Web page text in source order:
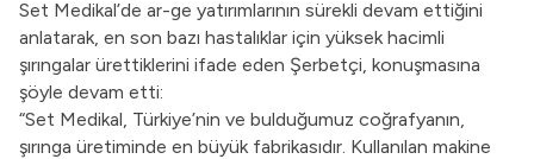
Set Medikal’de ar-ge yatırımlarının sürekli devam ettiğini
anlatarak, en son bazı hastalıklar için yüksek hacimli
şırıngalar ürettiklerini ifade eden Şerbetçi, konuşmasına
şöyle devam etti:
“Set Medikal, Türkiye’nin ve bulduğumuz coğrafyanın,
şırınga üretiminde en büyük fabrikasıdır. Kullanılan makine